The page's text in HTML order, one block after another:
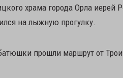
храма города Орла
на лыжную прогулку.
прошли маршрут от